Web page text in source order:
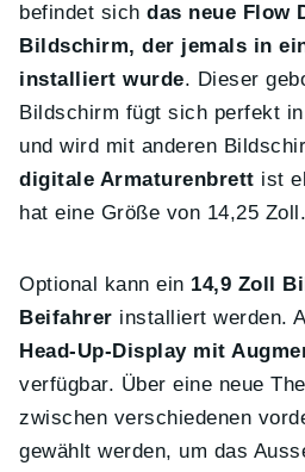
befindet sichdas neue Flow
Bildschirm, der jemals in
installiert wurde. Dieser
Bildschirm fügt sich perfekt
und wird mit anderen
digitale Armaturenbrett ist
hat eine Größe von 14,25 Zoll.
Optional kann ein 14,9 Zoll
Beifahrer installiert werden.
Head-Up-Display mit
verfügbar. Über eine neue
zwischen verschiedenen
gewählt werden, um das